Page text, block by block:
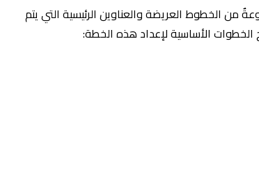
من الخطوط العريضة والعناوين الرئيسية التي يتم
الخطوات الأساسية لإعداد هذه الخطة: